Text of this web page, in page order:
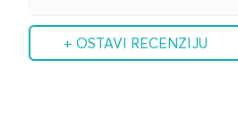
+ OSTAVI RECENZIJU